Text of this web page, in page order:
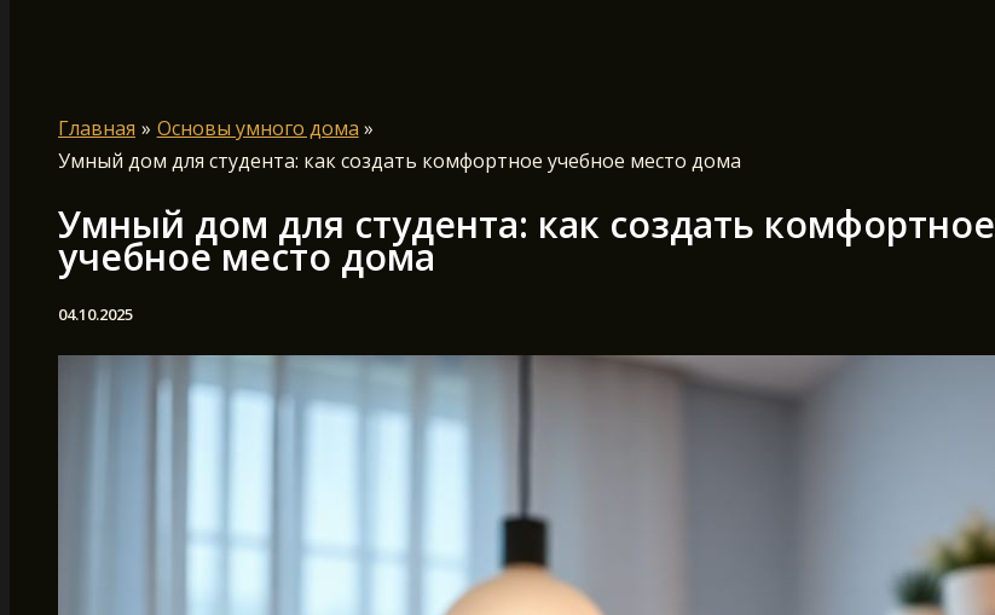
Главная
Основы умного дома
Умный дом для студента: как создать комфортное учебное место дома
Умный дом для студента: как создать комфортное
учебное место дома
04.10.2025